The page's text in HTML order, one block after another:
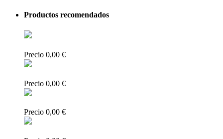
Productos recomendados
Precio 0,00 €
Precio 0,00 €
Precio 0,00 €